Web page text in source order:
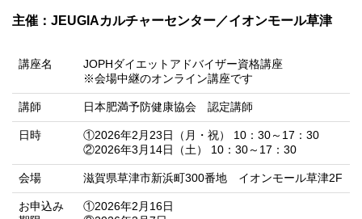
主催：JEUGIAカルチャーセンター／イオンモール草津
講座名
JOPHダイエットアドバイザー資格講座
※会場中継のオンライン講座です
講師 日本肥満予防健康協会 認定講師
日時
①2026年2月23日（月・祝） 10：30～17：30
②2026年3月14日（土） 10：30～17：30
会場 滋賀県草津市新浜町300番地 イオンモール草津2F
お申込み
①2026年2月16日